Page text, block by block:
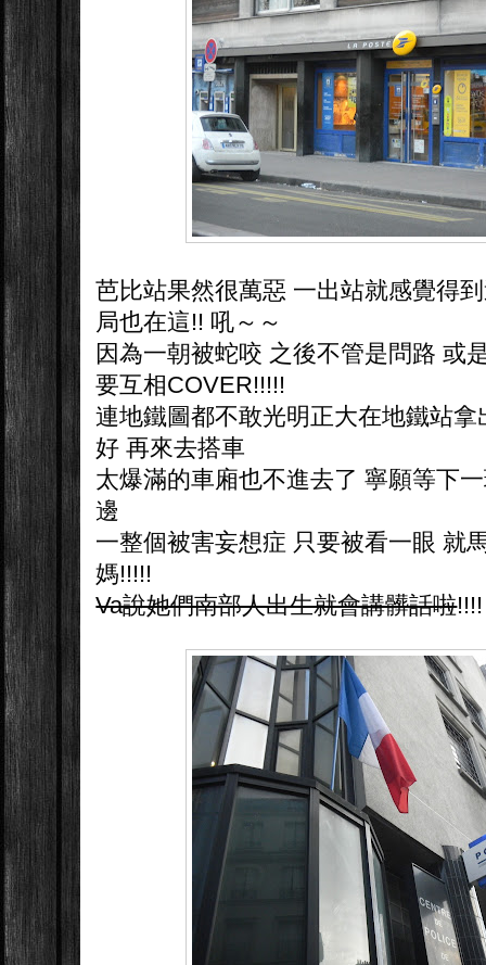
芭比站果然很萬惡 一出站就感覺得
局也在這!! 吼～～
因為一朝被蛇咬 之後不管是問路 或
要互相COVER!!!!!
連地鐵圖都不敢光明正大在地鐵站
好 再來去搭車
太爆滿的車廂也不進去了 寧願等下
邊
一整個被害妄想症 只要被看一眼 就
媽!!!!!
Va說她們南部人出生就會講髒話啦!!!!